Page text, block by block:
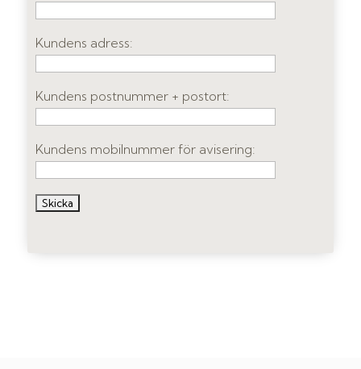
Kundens adress:
Kundens postnummer + postort:
Kundens mobilnummer för avisering: